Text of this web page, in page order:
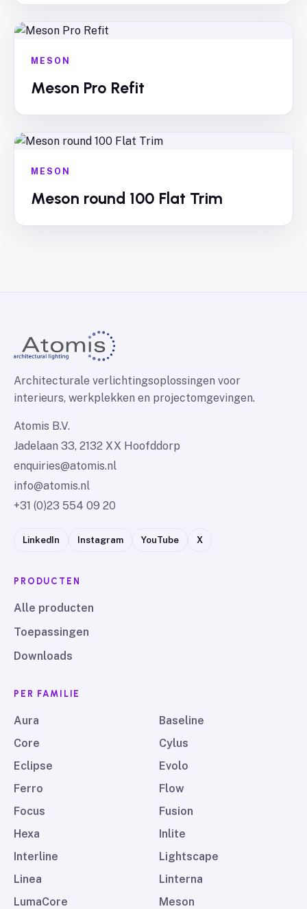
MESON
Meson Pro Refit
MESON
Meson round 100 Flat Trim
Architecturale verlichtingsoplossingen voor
interieurs, werkplekken en projectomgevingen.
Atomis B.V.
Jadelaan 33, 2132 XX Hoofddorp
enquiries@atomis.nl
info@atomis.nl
+31 (0)23 554 09 20
LinkedIn Instagram YouTube X
PRODUCTEN
Alle producten
Toepassingen
Downloads
PER FAMILIE
Aura
Baseline
Core
Cylus
Eclipse
Evolo
Ferro
Flow
Focus
Fusion
Hexa
Inlite
Interline
Lightscape
Linea
Linterna
LumaCore
Meson